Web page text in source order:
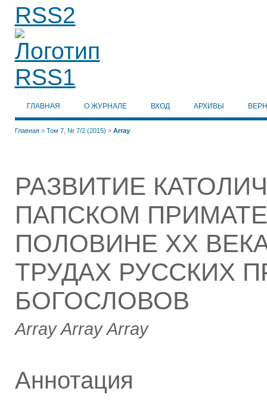
ГЛАВНАЯ О ЖУРНАЛЕ ВХОД АРХИВЫ
Главная> Том 7, № 7/2 (2015) > Array
РАЗВИТИЕ
ПАПСКОМ
ПОЛОВИНЕ ХХ
ТРУДАХ РУССКИХ
БОГОСЛОВОВ
Array Array Array
Аннотация